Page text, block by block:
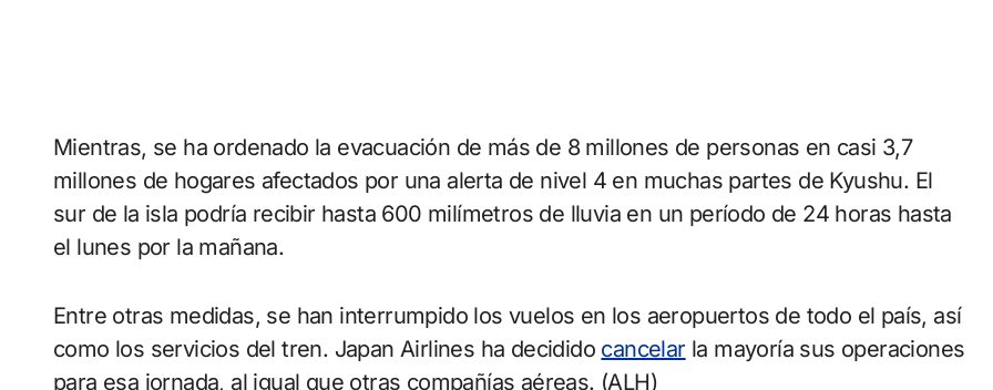
Mientras, se ha ordenado la evacuación de más de 8 millones de personas en casi 3,7
millones de hogares afectados por una alerta de nivel 4 en muchas partes de Kyushu. El
sur de la isla podría recibir hasta 600 milímetros de lluvia en un período de 24 horas hasta
el lunes por la mañana.
Entre otras medidas, se han interrumpido los vuelos en los aeropuertos de todo el país, así
como los servicios del tren. Japan Airlines ha decidido cancelar la mayoría sus operaciones
para esa jornada, al igual que otras compañías aéreas. (ALH)